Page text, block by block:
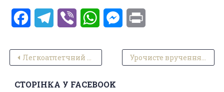
FacebookTelegram
Viber WhatsAppMessenger
Навігація записів
Легкоатлетчний Чемпіонат України сезону 2024 Урочисте вручення дипломів випускникам коледжу 2024 року
СТОРІНКА У FACEBOOK